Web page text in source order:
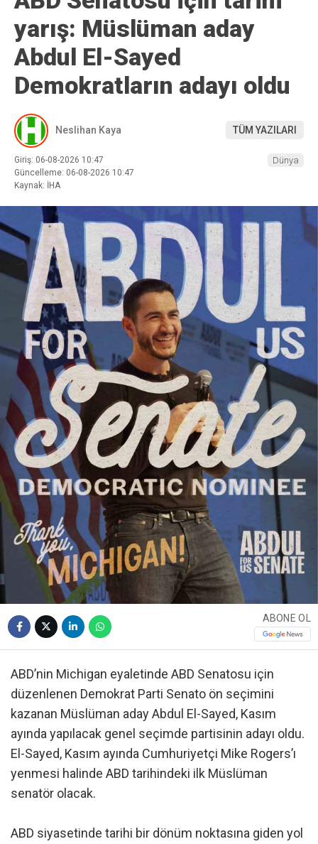
yarış: Müslüman aday
Abdul El-Sayed
Demokratların adayı oldu
Neslihan Kaya TÜM YAZILARI
Giriş: 06-08-2026 10:47
Güncelleme: 06-08-2026 10:47
Kaynak: İHA
Dünya
ABONE OL
ABD’nin Michigan eyaletinde ABD Senatosu için
düzenlenen Demokrat Parti Senato ön seçimini
kazanan Müslüman aday Abdul El-Sayed, Kasım
ayında yapılacak genel seçimde partisinin adayı oldu.
El-Sayed, Kasım ayında Cumhuriyetçi Mike Rogers’ı
yenmesi halinde ABD tarihindeki ilk Müslüman
senatör olacak.
ABD siyasetinde tarihi bir dönüm noktasına giden yol